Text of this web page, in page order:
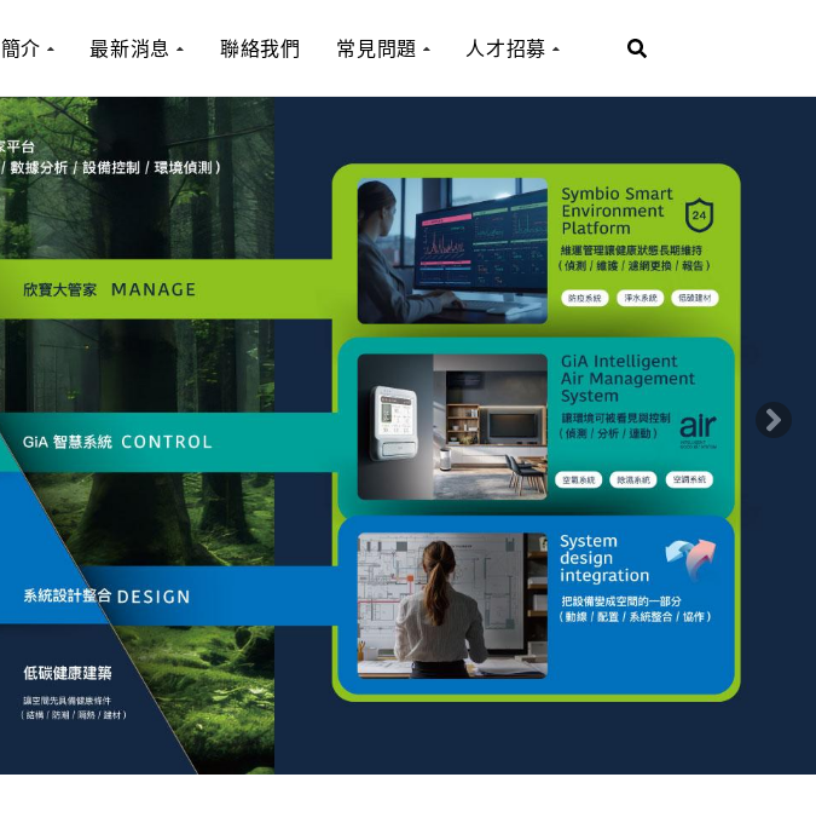
介 最新消息 聯絡我們 常見問題 人才招募
x
t